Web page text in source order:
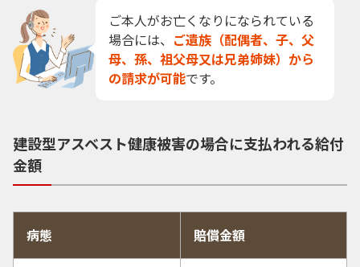
ご本人がお亡くなりになられている
場合には、 ご遺族（配偶者、子、父
母、孫、祖父母又は兄弟姉妹）から
の請求が可能です。
建設型アスベスト健康被害の場合に支払われる給付
金額
病態 賠償金額